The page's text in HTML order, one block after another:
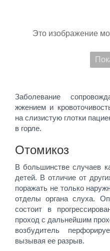
Это изображение
Заболевание
жжением и
на слизистую глотки
в горле.
Отомикоз
В большинстве случаев
детей. В отличие от
поражать не только
отделы органа слуха.
состоит в
проход с дальнейшим
возбудитель
вызывая ее разрыв.